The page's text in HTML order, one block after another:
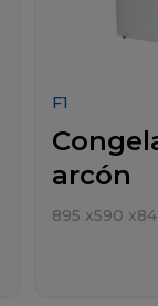
F1
arcón
895 x590 x